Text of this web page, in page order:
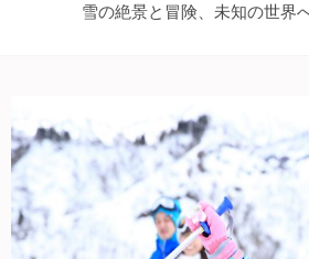
雪の絶景と冒険、未知の世界